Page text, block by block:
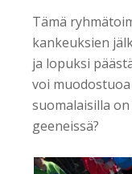
Tämä
kankeuksien
ja lopuksi
voi
suomalaisilla
geeneissä?